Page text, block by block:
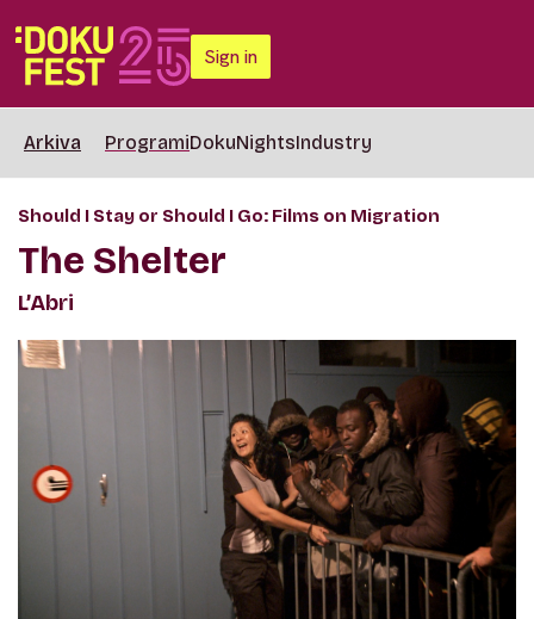
Sign in
Arkiva ProgramiDokuNightsIndustry
Should I Stay or Should I Go: Films on Migration
The Shelter
L’Abri